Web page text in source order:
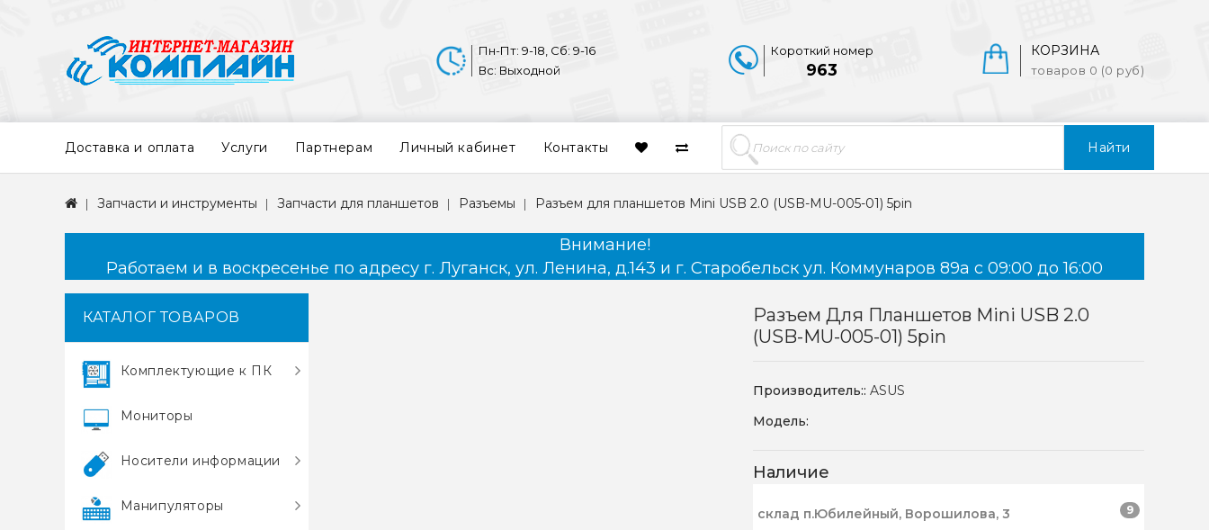
Найти
КОРЗИНА
товаров 0 (0 руб)
Короткий номер
963
Пн-Пт: 9-18, Сб: 9-16
Вс: Выходной
Доставка и оплата Услуги Партнерам Личный кабинет Контакты
Запчасти и инструменты Запчасти для планшетов Разъемы Разъем для планшетов Mini USB 2.0 (USB-MU-005-01) 5pin
Внимание!
Работаем и в воскресенье по адресу г. Луганск, ул. Ленина, д.143 и г. Старобельск ул. Коммунаров 89а с 09:00 до 16:00
КАТАЛОГ ТОВАРОВ
Комплектующие к ПК
Мониторы
Носители информации
Манипуляторы
Разъем Для Планшетов Mini USB 2.0
(USB-MU-005-01) 5pin
Производитель::ASUS
Модель:
Наличие
склад п.Юбилейный, Ворошилова, 3 9